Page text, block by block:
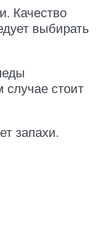
Качество
выбирать
случае стоит
запахи.